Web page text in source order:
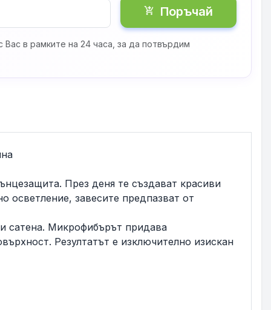
shopping_cart_checkout Поръчай
в рамките на 24 часа, за да потвърдим
През деня те създават красиви
осветление, завесите предпазват от
сатена. Микрофибърът придава
Резултатът е изключително изискан